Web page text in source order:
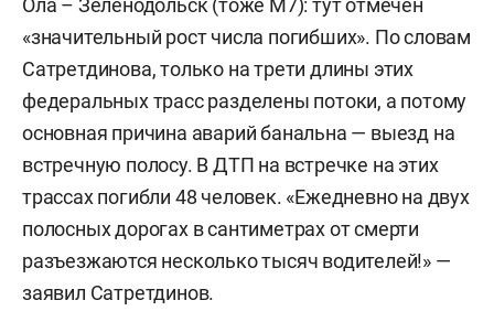
Ола – Зеленодольск (тоже М7): тут отмечен
«значительный рост числа погибших». По словам
Сатретдинова, только на трети длины этих
федеральных трасс разделены потоки, а потому
основная причина аварий банальна — выезд на
встречную полосу. В ДТП на встречке на этих
трассах погибли 48 человек. «Ежедневно на двух
полосных дорогах в сантиметрах от смерти
разъезжаются несколько тысяч водителей!» —
заявил Сатретдинов.